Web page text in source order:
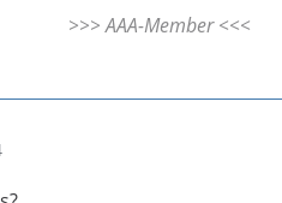
>>> AAA-Member <<<